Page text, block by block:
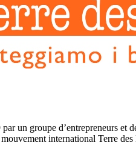
un groupe d’entrepreneurs et
international Terre